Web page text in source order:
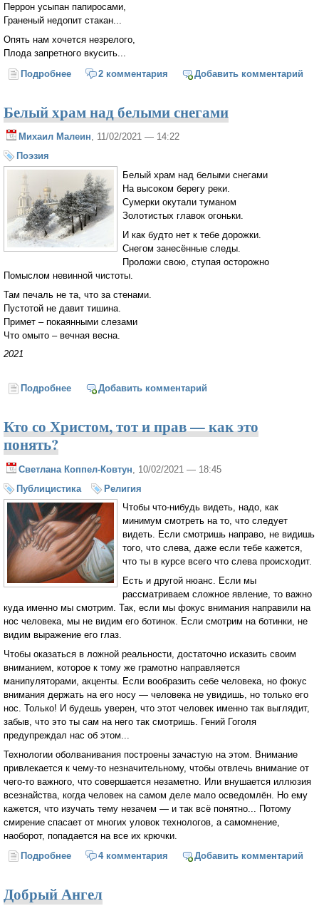
Перрон усыпан папиросами,
Граненый недопит стакан...
Опять нам хочется незрелого,
Плода запретного вкусить...
Подробнее о Искажены простые истины...
2 комментария Добавить комментарий
Белый храм над белыми снегами
Михаил Малеин, 11/02/2021 — 14:22
Поэзия
Белый храм над белыми снегами
На высоком берегу реки.
Сумерки окутали туманом
Золотистых главок огоньки.
И как будто нет к тебе дорожки.
Снегом занесённые следы.
Проложи свою, ступая осторожно
Помыслом невинной чистоты.
Там печаль не та, что за стенами.
Пустотой не давит тишина.
Примет – покаянными слезами
Что омыто – вечная весна.
2021
Подробнее о Белый храм над белыми снегами
Добавить комментарий
Кто со Христом, тот и прав — как это
понять?
Светлана Коппел-Ковтун , 10/02/2021 — 18:45
Публицистика
Религия
Чтобы что-нибудь видеть, надо, как
минимум смотреть на то, что следует
видеть. Если смотришь направо, не видишь
того, что слева, даже если тебе кажется,
что ты в курсе всего что слева происходит.
Есть и другой нюанс. Если мы
рассматриваем сложное явление, то важно
куда именно мы смотрим. Так, если мы фокус внимания направили на
нос человека, мы не видим его ботинок. Если смотрим на ботинки, не
видим выражение его глаз.
Чтобы оказаться в ложной реальности, достаточно исказить своим
вниманием, которое к тому же грамотно направляется
манипуляторами, акценты. Если вообразить себе человека, но фокус
внимания держать на его носу — человека не увидишь, но только его
нос. Только! И будешь уверен, что этот человек именно так выглядит,
забыв, что это ты сам на него так смотришь. Гений Гоголя
предупреждал нас об этом...
Технологии оболванивания построены зачастую на этом. Внимание
привлекается к чему-то незначительному, чтобы отвлечь внимание от
чего-то важного, что совершается незаметно. Или внушается иллюзия
всезнайства, когда человек на самом деле мало осведомлён. Но ему
кажется, что изучать тему незачем — и так всё понятно... Потому
смирение спасает от многих уловок технологов, а самомнение,
наоборот, попадается на все их крючки.
Подробнее о Кто со Христом, тот и прав — как это понять?
4 комментария Добавить комментарий
Добрый Ангел